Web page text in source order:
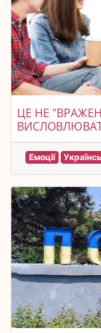
ЦЕ НЕ
Емоції